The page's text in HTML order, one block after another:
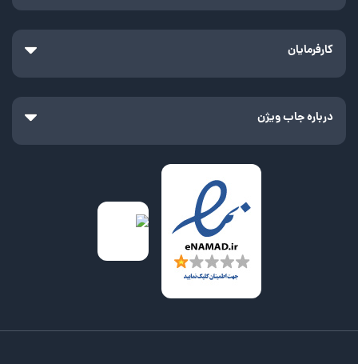
کارفرمایان
درباره جاب ویژن